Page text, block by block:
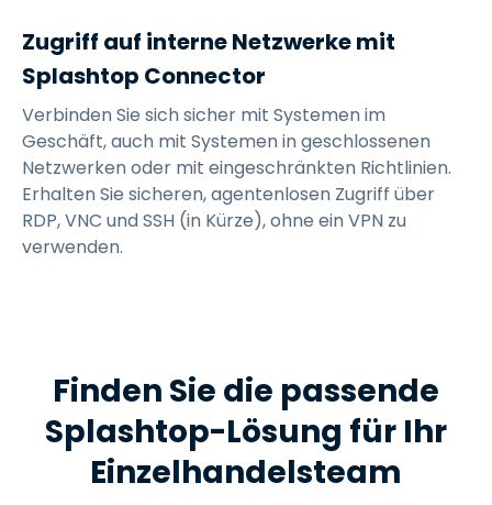
Zugriff auf interne Netzwerke mit
Splashtop Connector
Verbinden Sie sich sicher mit Systemen im
Geschäft, auch mit Systemen in geschlossenen
Netzwerken oder mit eingeschränkten Richtlinien.
Erhalten Sie sicheren, agentenlosen Zugriff über
RDP, VNC und SSH (in Kürze), ohne ein VPN zu
verwenden.
Finden Sie die passende
Splashtop-Lösung für Ihr
Einzelhandelsteam